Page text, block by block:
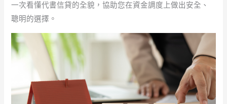
一次看懂代書信貸的全貌，協助您在資金調度上做出安全、
聰明的選擇。